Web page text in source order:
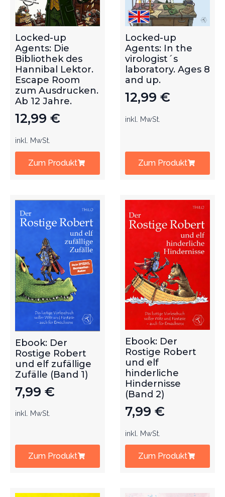
Locked-up
Agents: Die
Bibliothek des
Hannibal Lektor.
Escape Room
zum Ausdrucken.
Ab 12 Jahre.
12,99 €
inkl. MwSt.
Zum Produkt
Locked-up
Agents: In the
virologist´s
laboratory. Ages 8
and up.
12,99 €
inkl. MwSt.
Zum Produkt
Ebook: Der
Rostige Robert
und elf zufällige
Zufälle (Band 1)
7,99 €
inkl. MwSt.
Zum Produkt
Ebook: Der
Rostige Robert
und elf
hinderliche
Hindernisse
(Band 2)
7,99 €
inkl. MwSt.
Zum Produkt